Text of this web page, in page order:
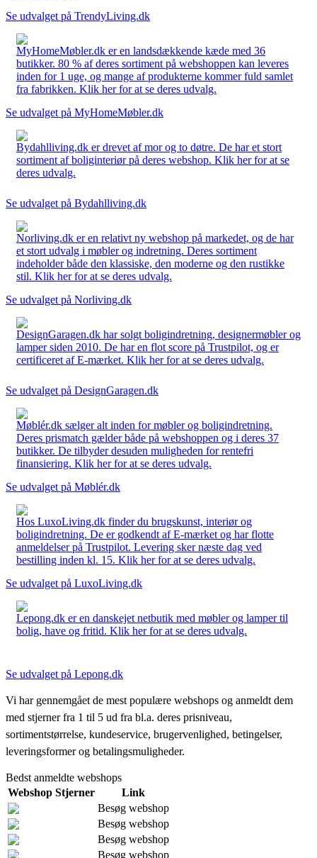
Se udvalget på TrendyLiving.dk
MyHomeMøbler.dk er en landsdækkende kæde med 36
butikker. 80 % af deres sortiment på webshoppen kan leveres
inden for 1 uge, og mange af produkterne kommer fuld samlet
fra fabrikken. Klik her for at se deres udvalg.
Se udvalget på MyHomeMøbler.dk
Bydahlliving.dk er drevet af mor og to døtre. De har et stort
sortiment af boliginteriør på deres webshop. Klik her for at se
deres udvalg.
Se udvalget på Bydahlliving.dk
Norliving.dk er en relativt ny webshop på markedet, og de har
et stort udvalg i møbler og indretning. Deres sortiment
indeholder både den klassiske, den moderne og den rustikke
stil. Klik her for at se deres udvalg.
Se udvalget på Norliving.dk
DesignGaragen.dk har solgt boligindretning, designermøbler og
lamper siden 2010. De har en flot score på Trustpilot, og er
certificeret af E-mærket. Klik her for at se deres udvalg.
Se udvalget på DesignGaragen.dk
Møblér.dk sælger alt inden for møbler og boligindretning.
Deres prismatch gælder både på webshoppen og i deres 37
butikker. De tilbyder desuden muligheden for rentefri
finansiering. Klik her for at se deres udvalg.
Se udvalget på Møblér.dk
Hos LuxoLiving.dk finder du brugskunst, interiør og
boligindretning. De er godkendt af E-mærket og har flotte
anmeldelser på Trustpilot. Levering sker næste dag ved
bestilling inden kl. 15. Klik her for at se deres udvalg.
Se udvalget på LuxoLiving.dk
Lepong.dk er en danskejet netbutik med møbler og lamper til
bolig, have og fritid. Klik her for at se deres udvalg.
Se udvalget på Lepong.dk
Vi har gennemgået de mest populære webshops og anmeldt dem
med stjerner fra 1 til 5 ud fra bl.a. deres prisniveau,
sortimentstørrelse, kundeservice, brugervenlighed, betingelser,
leveringsformer og betalingsmuligheder.
Bedst anmeldte webshops
Webshop Stjerner
Link
Besøg webshop
Besøg webshop
Besøg webshop
Besøg webshop